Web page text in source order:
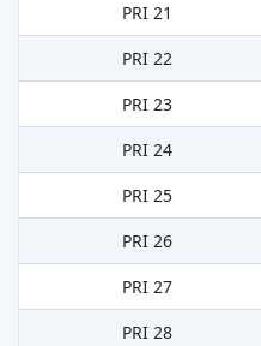
PRI 21
PRI 22
PRI 23
PRI 24
PRI 25
PRI 26
PRI 27
PRI 28